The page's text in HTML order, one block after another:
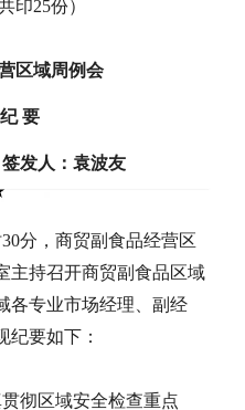
）
区域周例会
要
发人：袁波友
分，商贸副食品经营区
主持召开商贸副食品区域
各专业市场经理、副经
纪要如下：
彻区域安全检查重点